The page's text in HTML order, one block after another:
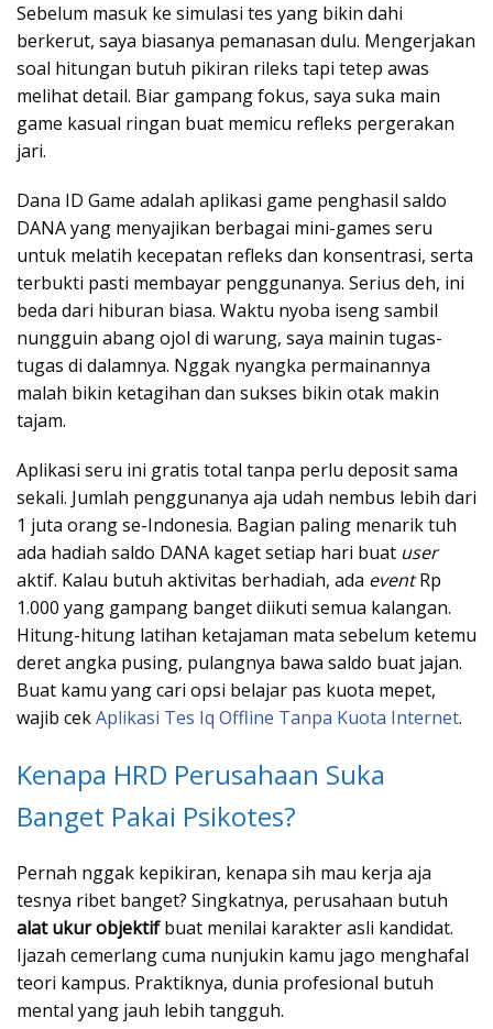
Sebelum masuk ke simulasi tes yang bikin dahi
berkerut, saya biasanya pemanasan dulu. Mengerjakan
soal hitungan butuh pikiran rileks tapi tetep awas
melihat detail. Biar gampang fokus, saya suka main
game kasual ringan buat memicu refleks pergerakan
jari.
Dana ID Game adalah aplikasi game penghasil saldo
DANA yang menyajikan berbagai mini-games seru
untuk melatih kecepatan refleks dan konsentrasi, serta
terbukti pasti membayar penggunanya. Serius deh, ini
beda dari hiburan biasa. Waktu nyoba iseng sambil
nungguin abang ojol di warung, saya mainin tugas-
tugas di dalamnya. Nggak nyangka permainannya
malah bikin ketagihan dan sukses bikin otak makin
tajam.
Aplikasi seru ini gratis total tanpa perlu deposit sama
sekali. Jumlah penggunanya aja udah nembus lebih dari
1 juta orang se-Indonesia. Bagian paling menarik tuh
ada hadiah saldo DANA kaget setiap hari buat user
aktif. Kalau butuh aktivitas berhadiah, ada eventRp
1.000 yang gampang banget diikuti semua kalangan.
Hitung-hitung latihan ketajaman mata sebelum ketemu
deret angka pusing, pulangnya bawa saldo buat jajan.
Buat kamu yang cari opsi belajar pas kuota mepet,
wajib cekAplikasi Tes Iq Offline Tanpa Kuota Internet.
Kenapa HRD Perusahaan Suka
Banget Pakai Psikotes?
Pernah nggak kepikiran, kenapa sih mau kerja aja
tesnya ribet banget? Singkatnya, perusahaan butuh
alat ukur objektifbuat menilai karakter asli kandidat.
Ijazah cemerlang cuma nunjukin kamu jago menghafal
teori kampus. Praktiknya, dunia profesional butuh
mental yang jauh lebih tangguh.